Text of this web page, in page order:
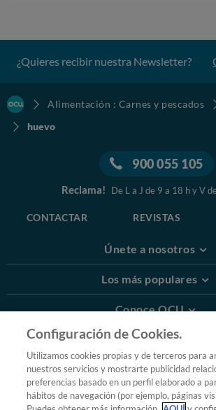
¿Quieres recibir nuestra Newsletter?
Alimentación : Carnes y pescados
huevo
900 055 105
Reclama! De L a J de 9 a 18 h y V
CONTACTAR REVISTAS
Únete a nosotros
Los más populares
Conoce OCU
Más Información
© 2026 OCU
Condiciones generales de
Política de privacidad
Configuración de Cookies.
Utilizamos cookies propias y de terceros para
nuestros servicios y mostrarte publicidad
preferencias basado en un perfil elaborado a
hábitos de navegación (por ejemplo, páginas